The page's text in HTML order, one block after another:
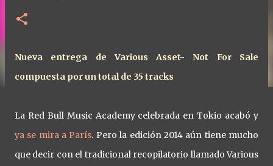
Nueva entrega de Various Asset- Not For Sale
compuesta por un total de 35 tracks
La Red Bull Music Academy celebrada en Tokio acabó y
ya se mira a París. Pero la edición 2014 aún tiene mucho
que decir con el tradicional recopilatorio llamado Various